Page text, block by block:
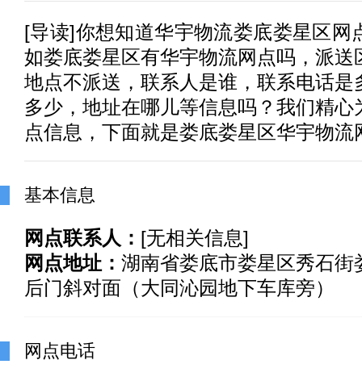
[导读]你想知道华宇物流娄底娄星区网
如娄底娄星区有华宇物流网点吗，派
地点不派送，联系人是谁，联系电话是
多少，地址在哪儿等信息吗？我们精心
点信息，下面就是娄底娄星区华宇物
基本信息
网点联系人： [无相关信息]
网点地址： 湖南省娄底市娄星区秀石街
后门斜对面（大同沁园地下车库旁）
网点电话